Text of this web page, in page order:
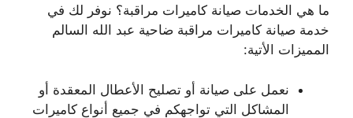
ما هي الخدمات صيانة كاميرات مراقبة؟ نوفر لك في
خدمة صيانة كاميرات مراقبة ضاحية عبد الله السالم
المميزات الأتية:
نعمل على صيانة أو تصليح الأعطال المعقدة أو
المشاكل التي تواجهكم في جميع أنواع كاميرات